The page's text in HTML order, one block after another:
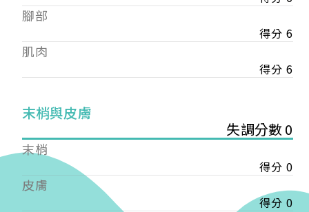
腳部
得分 6
肌肉
得分 6
末梢與皮膚
失調分數 0
末梢
得分 0
皮膚
得分 0
——
【會費】
個人會員:
入會費新臺幣1200元，於會員入會時繳納；常年會
入會費新臺幣3000元，於會員入會時繳納；常年會
戶名: 社團法人台灣自律神經健康培訓暨發展協會
帳號: 003-03-501566-2
銀行: (013) 國泰世華 南京東路分行